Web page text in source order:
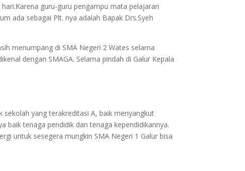
guru-guru pengampu mata pelajaran
ada sebagai Plt. nya adalah Bapak Drs.Syeh
menumpang di SMA Negeri 2 Wates selama
dengan SMAGA. Selama pindah di Galur Kepala
yang terakreditasi A, baik menyangkut
baik tenaga pendidik dan tenaga kependidikannya.
untuk sesegera mungkin SMA Negeri 1 Galur bisa